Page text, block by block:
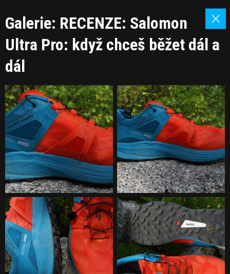
Galerie: RECENZE: Salomon
Ultra Pro: když chceš běžet dál a
dál